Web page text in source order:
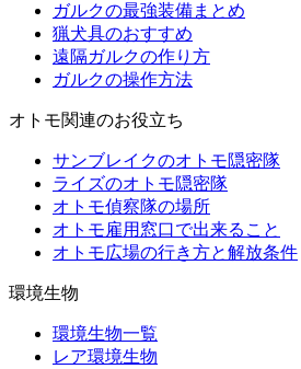
ガルクの最強装備まとめ
猟犬具のおすすめ
遠隔ガルクの作り方
ガルクの操作方法
オトモ関連のお役立ち
サンブレイクのオトモ隠密隊
ライズのオトモ隠密隊
オトモ偵察隊の場所
オトモ雇用窓口で出来ること
オトモ広場の行き方と解放条件
環境生物
環境生物一覧
レア環境生物